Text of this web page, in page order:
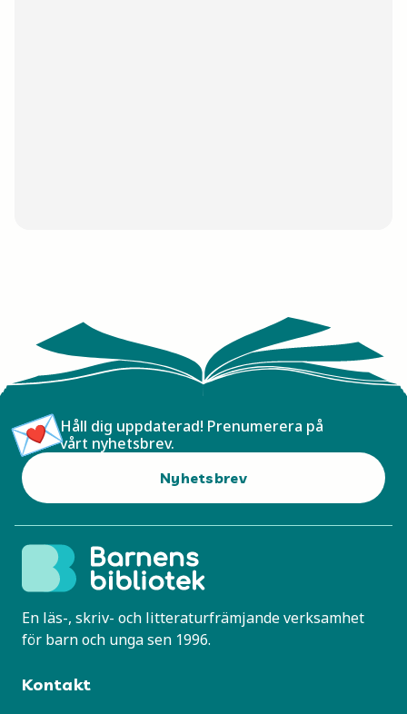
Håll dig uppdaterad! Prenumerera på
vårt nyhetsbrev.
Nyhetsbrev
En läs-, skriv- och litteraturfrämjande verksamhet
för barn och unga sen 1996.
Kontakt